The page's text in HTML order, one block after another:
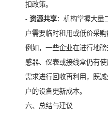
扣政策。
- 资源共享：机构掌握大量
户需要临时租用或低价采购
例如，一些企业在进行地
感器、仪表或接线盒仍有
需求进行回收再利用，既
户的设备更新成本。
六、总结与建议